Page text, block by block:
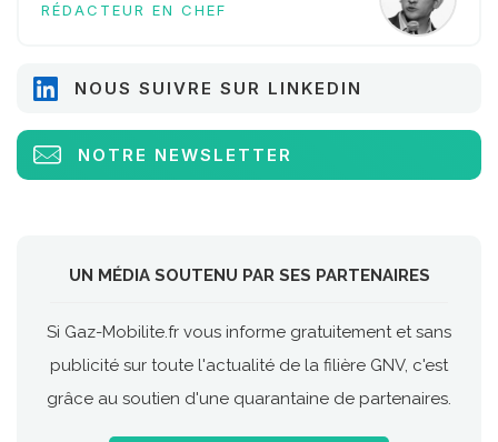
RÉDACTEUR EN CHEF
NOUS SUIVRE SUR LINKEDIN
NOTRE NEWSLETTER
UN MÉDIA SOUTENU PAR SES PARTENAIRES
Si Gaz-Mobilite.fr vous informe gratuitement et sans
publicité sur toute l'actualité de la filière GNV, c'est
grâce au soutien d'une quarantaine de partenaires.